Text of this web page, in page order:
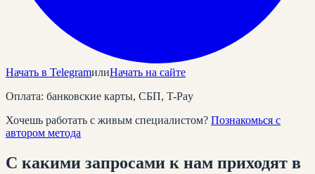
Начать в TelegramилиНачать на сайте
Оплата: банковские карты, СБП, T-Pay
Хочешь работать с живым специалистом? Познакомься с
автором метода
С какими запросами к нам приходят в